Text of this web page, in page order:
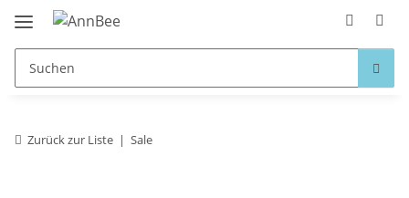
Zurück zur Liste Sale